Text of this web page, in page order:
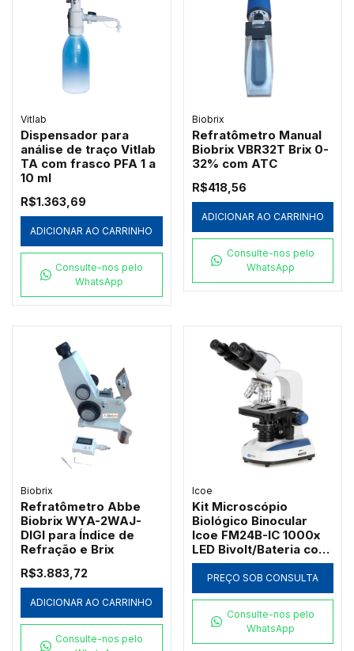
Vitlab
Dispensador para
análise de traço Vitlab
TA com frasco PFA 1 a
10 ml
R$1.363,69
ADICIONAR AO CARRINHO
Consulte-nos pelo
WhatsApp
Biobrix
Refratômetro Manual
Biobrix VBR32T Brix 0-
32% com ATC
R$418,56
ADICIONAR AO CARRINHO
Consulte-nos pelo
WhatsApp
Biobrix
Refratômetro Abbe
Biobrix WYA-2WAJ-
DIGI para Índice de
Refração e Brix
R$3.883,72
ADICIONAR AO CARRINHO
Consulte-nos pelo
Icoe
Kit Microscópio
Biológico Binocular
Icoe FM24B-IC 1000x
LED Bivolt/Bateria com
Ótica Acromática
PREÇO SOB CONSULTA
Consulte-nos pelo
WhatsApp